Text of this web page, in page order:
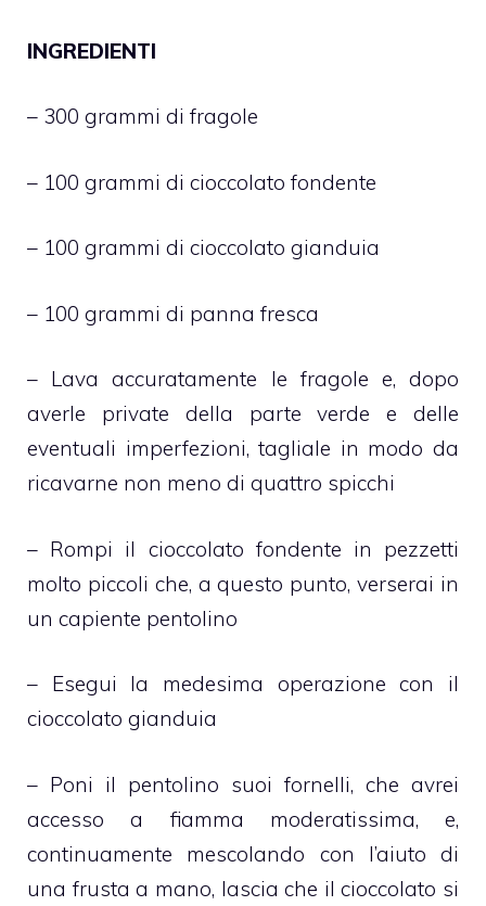
INGREDIENTI
– 300 grammi di fragole
– 100 grammi di cioccolato fondente
– 100 grammi di cioccolato gianduia
– 100 grammi di panna fresca
– Lava accuratamente le fragole e, dopo
averle private della parte verde e delle
eventuali imperfezioni, tagliale in modo da
ricavarne non meno di quattro spicchi
– Rompi il cioccolato fondente in pezzetti
molto piccoli che, a questo punto, verserai in
un capiente pentolino
– Esegui la medesima operazione con il
cioccolato gianduia
– Poni il pentolino suoi fornelli, che avrei
accesso a fiamma moderatissima, e,
continuamente mescolando con l’aiuto di
una frusta a mano, lascia che il cioccolato si